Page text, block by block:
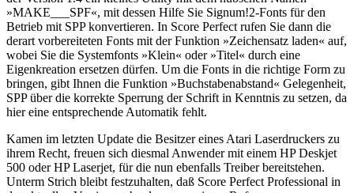
»MAKE___SPF«, mit dessen Hilfe Sie Signum!2-Fonts für den
Betrieb mit SPP konvertieren. In Score Perfect rufen Sie dann die
derart vorbereiteten Fonts mit der Funktion »Zeichensatz laden« auf,
wobei Sie die Systemfonts »Klein« oder »Titel« durch eine
Eigenkreation ersetzen dürfen. Um die Fonts in die richtige Form zu
bringen, gibt Ihnen die Funktion »Buchstabenabstand« Gelegenheit,
SPP über die korrekte Sperrung der Schrift in Kenntnis zu setzen, da
hier eine entsprechende Automatik fehlt.
Kamen im letzten Update die Besitzer eines Atari Laserdruckers zu
ihrem Recht, freuen sich diesmal Anwender mit einem HP Deskjet
500 oder HP Laserjet, für die nun ebenfalls Treiber bereitstehen.
Unterm Strich bleibt festzuhalten, daß Score Perfect Professional in